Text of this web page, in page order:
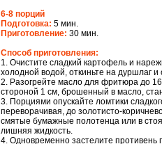
6-8 порций
Подготовка: 5 мин.
Приготовление: 30 мин.
Способ приготовления:
1. Очистите сладкий картофель и
холодной водой, откиньте на дуршлаг
2. Разогрейте масло для фритюра до
стороной 1 см, брошенный в масло,
3. Порциями опускайте ломтики
переворачивая, до золотисто-
смятые бумажные полотенца или в
лишняя жидкость.
4. Одновременно застелите противень